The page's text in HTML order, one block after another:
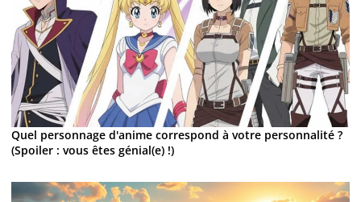
Quel personnage d'anime correspond à votre personnalité ?
(Spoiler : vous êtes génial(e) !)